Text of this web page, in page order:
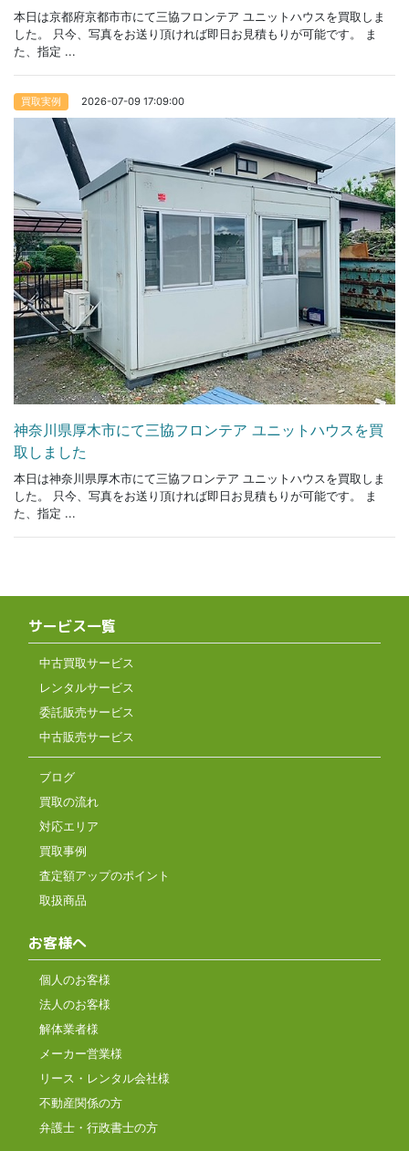
本日は京都府京都市市にて三協フロンテア ユニットハウスを買取しま
した。 只今、写真をお送り頂ければ即日お見積もりが可能です。 ま
た、指定 ...
買取実例 2026-07-09 17:09:00
神奈川県厚木市にて三協フロンテア ユニットハウスを買
取しました
本日は神奈川県厚木市にて三協フロンテア ユニットハウスを買取しま
した。 只今、写真をお送り頂ければ即日お見積もりが可能です。 ま
た、指定 ...
サービス一覧
中古買取サービス
レンタルサービス
委託販売サービス
中古販売サービス
ブログ
買取の流れ
対応エリア
買取事例
査定額アップのポイント
取扱商品
お客様へ
個人のお客様
法人のお客様
解体業者様
メーカー営業様
リース・レンタル会社様
不動産関係の方
弁護士・行政書士の方